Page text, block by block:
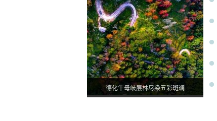
德化牛母岐层林尽染五彩斑斓